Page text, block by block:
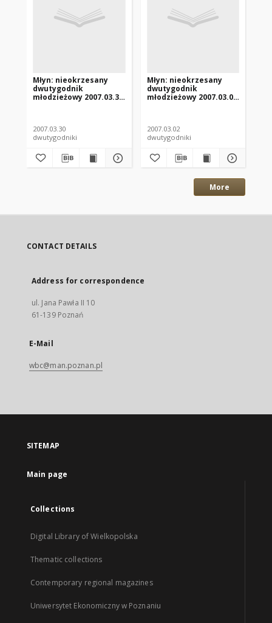
Młyn: nieokrzesany
dwutygodnik
młodzieżowy 2007.03.30
2007.03.30
dwutygodniki
Młyn: nieokrzesany
dwutygodnik
młodzieżowy 2007.03.02
2007.03.02
dwutygodniki
More
CONTACT DETAILS
Address for correspondence
ul. Jana Pawła II 10
61-139 Poznań
E-Mail
wbc@man.poznan.pl
SITEMAP
Main page
Collections
Digital Library of Wielkopolska
Thematic collections
Contemporary regional magazines
Uniwersytet Ekonomiczny w Poznaniu